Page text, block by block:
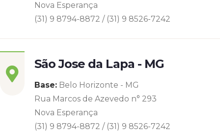
Nova Esperança
(31) 9 8794-8872 / (31) 9 8526-7242
São Jose da Lapa - MG
Base: Belo Horizonte - MG
Rua Marcos de Azevedo n° 293
Nova Esperança
(31) 9 8794-8872 / (31) 9 8526-7242